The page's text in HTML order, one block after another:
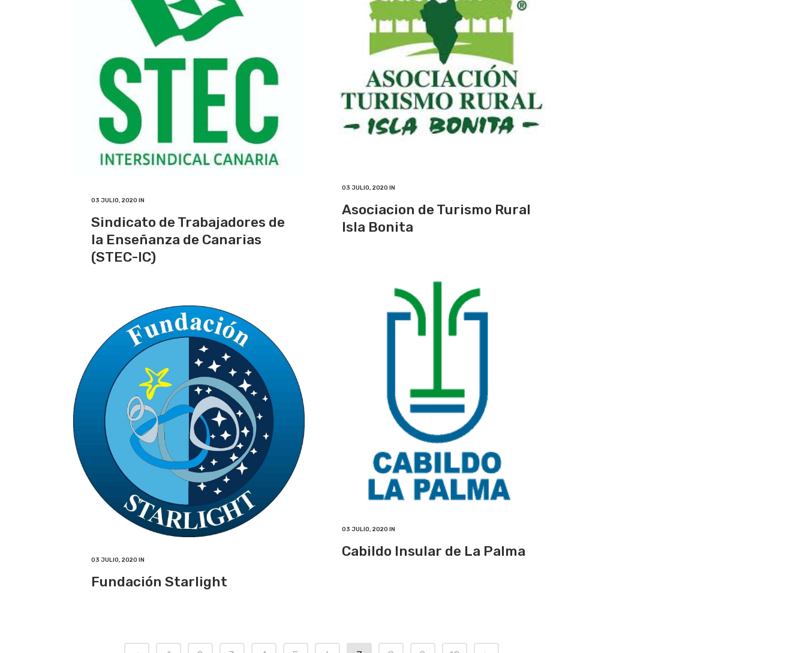
03 JULIO, 2020 IN
Sindicato de Trabajadores de
la Enseñanza de Canarias
(STEC-IC)
03 JULIO, 2020 IN
Asociacion de Turismo Rural
Isla Bonita
03 JULIO, 2020 IN
Cabildo Insular de La Palma
03 JULIO, 2020 IN
Fundación Starlight